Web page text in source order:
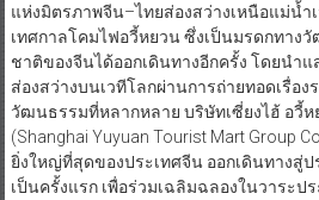
แห่งมิตรภาพจีน–ไทยส่องสว่างเหนือแม่น้ำ
เทศกาลโคมไฟอวี้หยวน ซึ่งเป็นมรดกทาง
ชาติของจีนได้ออกเดินทางอีกครั้ง โดยนำแ
ส่องสว่างบนเวทีโลกผ่านการถ่ายทอดเรื่อ
วัฒนธรรมที่หลากหลาย บริษัทเซี่ยงไฮ้ อวี้
(Shanghai Yuyuan Tourist Mart Group
ยิ่งใหญ่ที่สุดของประเทศจีน ออกเดินทางสู่ป
เป็นครั้งแรก เพื่อร่วมเฉลิมฉลองในวาระป